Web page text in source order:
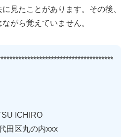
見たことがあります。その後、
がら覚えていません。
ICHIRO
田区丸の内xxx